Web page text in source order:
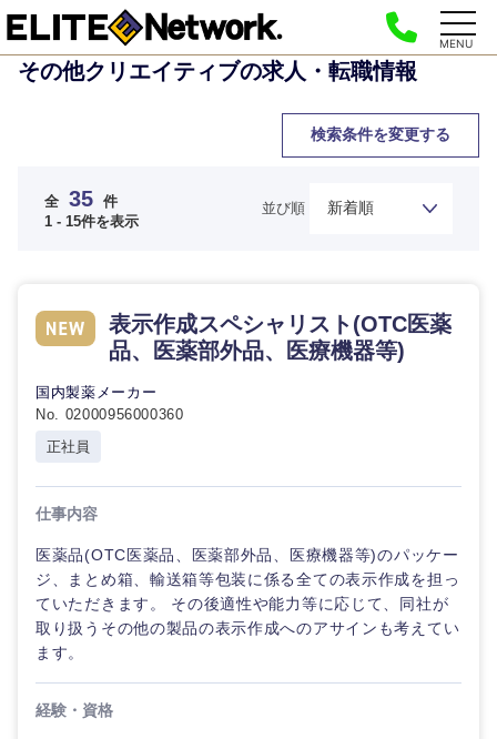
MENU
その他クリエイティブの求人・転職情報
検索条件を変更する
全 35 件
1 - 15件を表示
並び順
表示作成スペシャリスト(OTC医薬
品、医薬部外品、医療機器等)
国内製薬メーカー
No. 02000956000360
正社員
仕事内容
医薬品(OTC医薬品、医薬部外品、医療機器等)のパッケー
ジ、まとめ箱、輸送箱等包装に係る全ての表示作成を担っ
ていただきます。 その後適性や能力等に応じて、同社が
取り扱うその他の製品の表示作成へのアサインも考えてい
ます。
経験・資格